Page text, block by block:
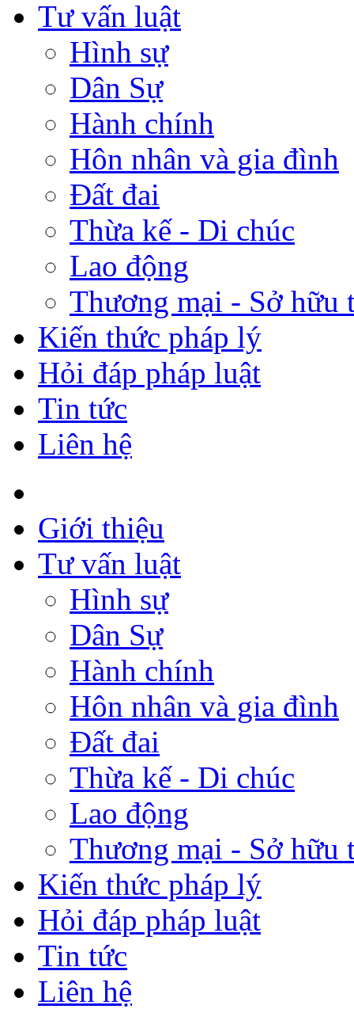
Tư vấn luật
Hình sự
Dân Sự
Hành chính
Hôn nhân và gia đình
Đất đai
Thừa kế - Di chúc
Lao động
Thương mại - Sở hữu
Kiến thức pháp lý
Hỏi đáp pháp luật
Tin tức
Liên hệ
Giới thiệu
Tư vấn luật
Hình sự
Dân Sự
Hành chính
Hôn nhân và gia đình
Đất đai
Thừa kế - Di chúc
Lao động
Thương mại - Sở hữu
Kiến thức pháp lý
Hỏi đáp pháp luật
Tin tức
Liên hệ